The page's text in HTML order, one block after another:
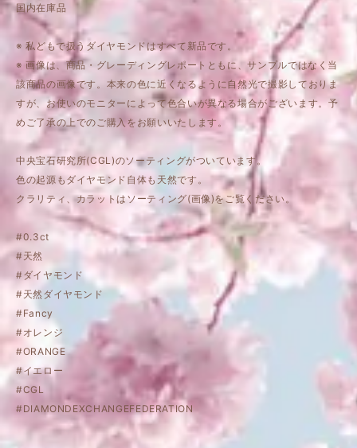
国内在庫品
※ 私どもで扱うダイヤモンドはすべて新品です。
※ 画像は、商品・グレーディングレポートともに、サンプルではなく当
該商品の画像です。本来の色に近くなるように自然光で撮影しておりま
すが、お使いのモニターによって色合いが異なる場合がございます。予
めご了承の上でのご購入をお願いいたします。
中央宝石研究所(CGL)のソーティングがついています。
色の起源もダイヤモンド自体も天然です。
クラリティ、カラットはソーティング(画像)をご覧ください。
#0.3ct
#天然
#ダイヤモンド
#天然ダイヤモンド
#Fancy
#オレンジ
#ORANGE
#イエロー
#CGL
#DIAMONDEXCHANGEFEDERATION